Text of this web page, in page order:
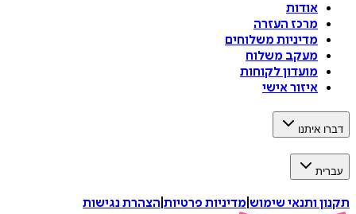
אודות
מרכז העזרה
מדיניות משלוחים
מעקב משלוח
מועדון לקוחות
איזור אישי
דברו איתנו
עברית
תקנון ותנאי שימוש מדיניות פרטיות הצהרת נגישות